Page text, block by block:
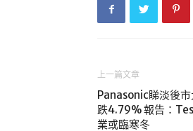
上一篇文章
Panasonic睇淡後
跌4.79% 報告：
業或臨寒冬